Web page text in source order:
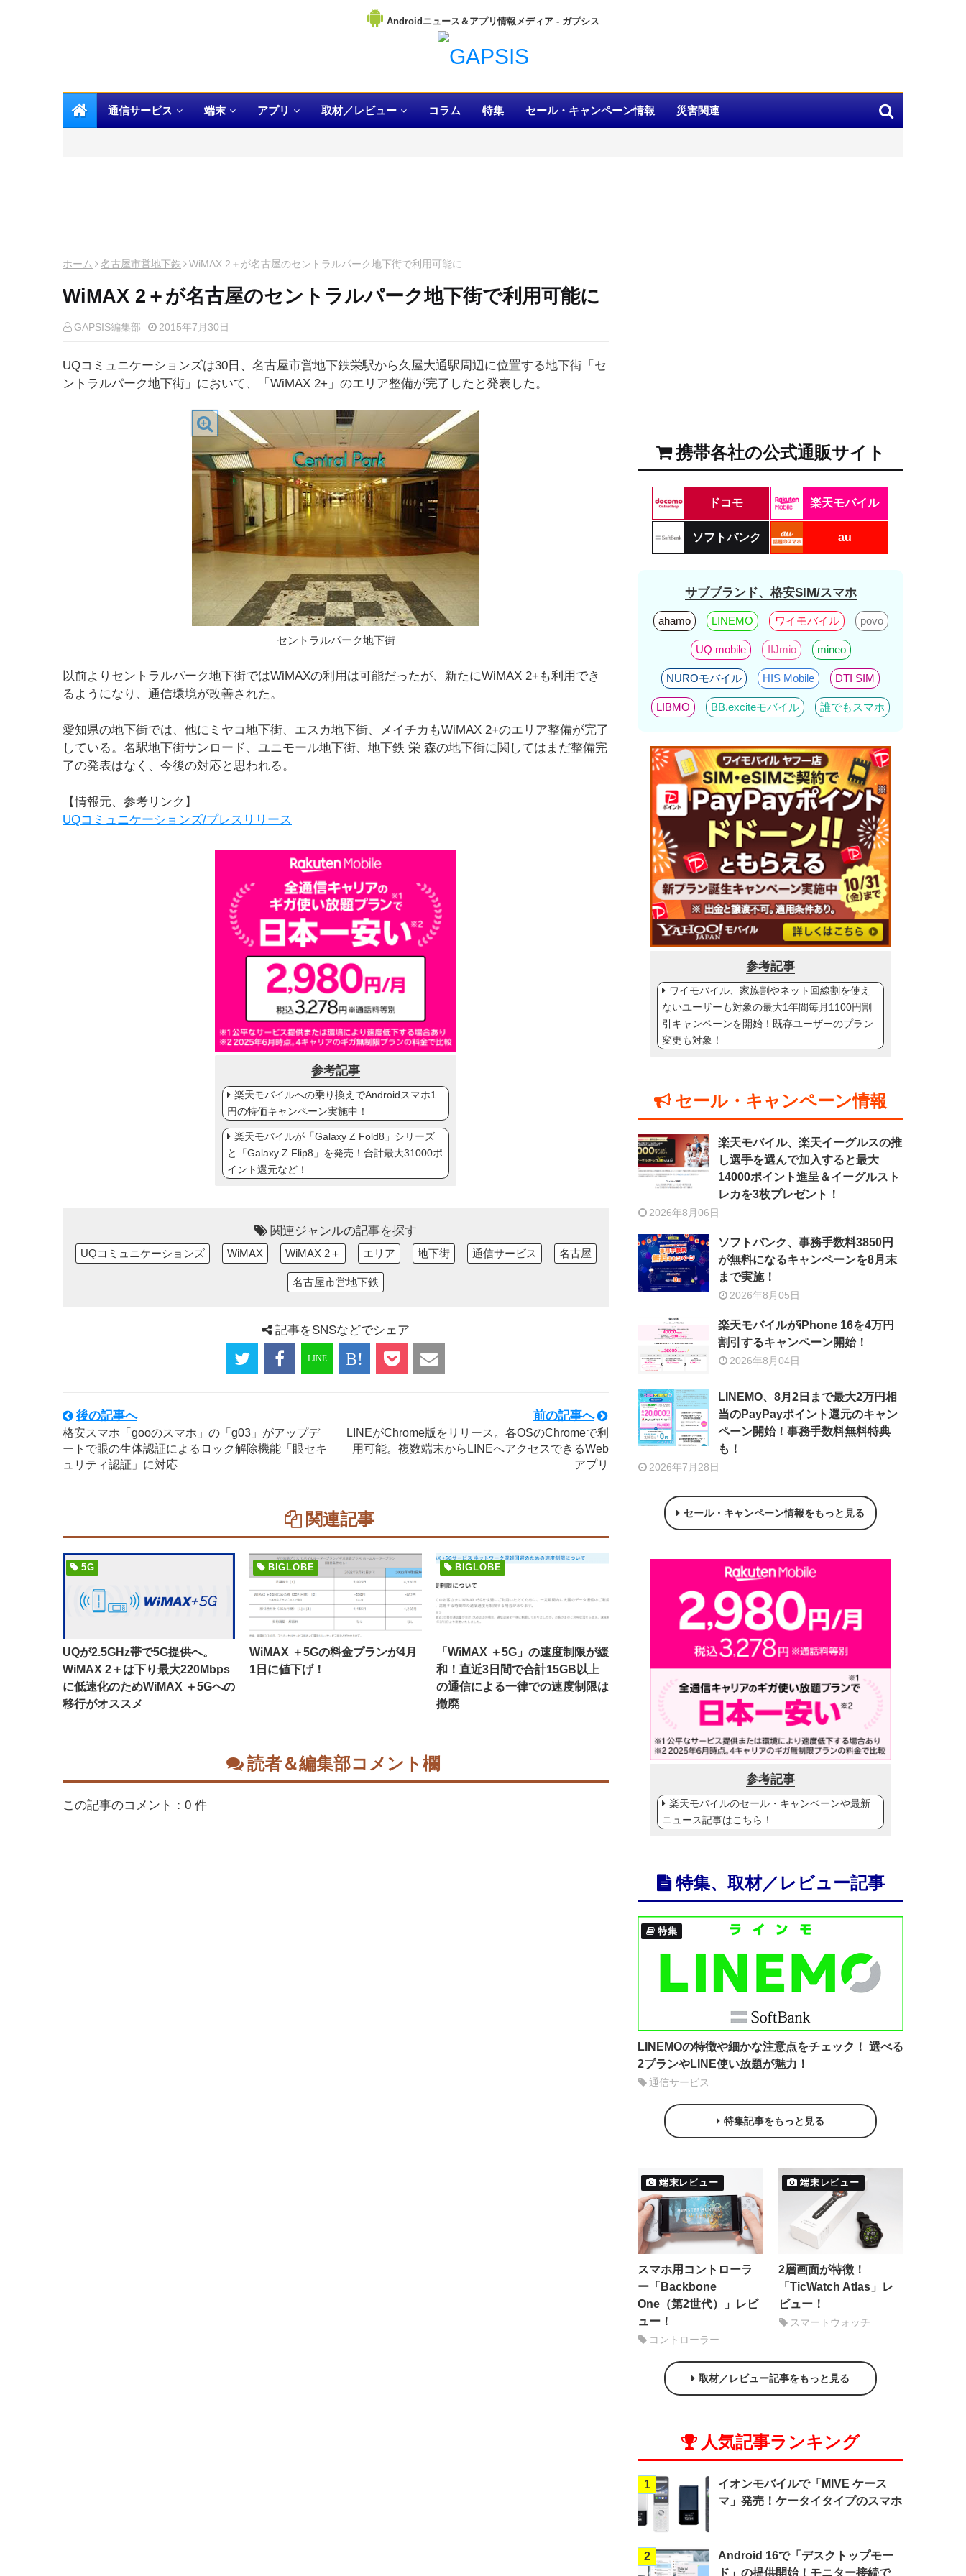
Androidニュース＆アプリ情報メディア
通信サービス 端末 アプリ 取材／レビュー コラム 特集 セール・キャンペーン情報 災害関連
ホーム 名古屋市営地下鉄 WiMAX 2＋が名古屋のセントラルパーク地下街で利用可能に
WiMAX 2＋が名古屋のセントラルパーク地下街で利用可能に
GAPSIS編集部 2015年7月30日
UQコミュニケーションズは30日、名古屋市営地下鉄栄駅から久屋大通駅周辺に位置する地下街「セ
ントラルパーク地下街」において、「WiMAX 2+」のエリア整備が完了したと発表した。
セントラルパーク地下街
以前よりセントラルパーク地下街ではWiMAXの利用は可能だったが、新たにWiMAX 2+も利用でき
るようになり、通信環境が改善された。
愛知県の地下街では、他にミヤコ地下街、エスカ地下街、メイチカもWiMAX 2+のエリア整備が完了
している。名駅地下街サンロード、ユニモール地下街、地下鉄 栄 森の地下街に関してはまだ整備完
了の発表はなく、今後の対応と思われる。
【情報元、参考リンク】
UQコミュニケーションズ/プレスリリース
参考記事
楽天モバイルへの乗り換えでAndroidスマホ1
円の特価キャンペーン実施中！
楽天モバイルが「Galaxy Z Fold8」シリーズ
と「Galaxy Z Flip8」を発売！合計最大31000ポ
イント還元など！
関連ジャンルの記事を探す
UQコミュニケーションズ WiMAX WiMAX 2＋ エリア 地下街 通信サービス 名古屋
名古屋市営地下鉄
記事をSNSなどでシェア
後の記事へ
格安スマホ「gooのスマホ」の「g03」がアップデ
ートで眼の生体認証によるロック解除機能「眼セキ
ュリティ認証」に対応
前の記事へ
LINEがChrome版をリリース。各OSのChromeで利
用可能。複数端末からLINEへアクセスできるWeb
アプリ
関連記事
5G
UQが2.5GHz帯で5G提供へ。
WiMAX 2＋は下り最大220Mbps
に低速化のためWiMAX ＋5Gへの
移行がオススメ
BIGLOBE
WiMAX ＋5Gの料金プランが4月
1日に値下げ！
BIGLOBE
「WiMAX ＋5G」の速度制限が緩
和！直近3日間で合計15GB以上
の通信による一律での速度制限は
撤廃
読者＆編集部コメント欄
この記事のコメント：0 件
携帯各社の公式通販サイト
ドコモ 楽天モバイル
ソフトバンク au
サブブランド、格安SIM/スマホ
ahamo LINEMO ワイモバイル povo
UQ mobile IIJmio mineo
NUROモバイル HIS Mobile DTI SIM
LIBMO BB.exciteモバイル 誰でもスマホ
参考記事
ワイモバイル、家族割やネット回線割を使え
ないユーザーも対象の最大1年間毎月1100円割
引キャンペーンを開始！既存ユーザーのプラン
変更も対象！
セール・キャンペーン情報
楽天モバイル、楽天イーグルスの推
し選手を選んで加入すると最大
14000ポイント進呈＆イーグルスト
レカを3枚プレゼント！
2026年8月06日
ソフトバンク、事務手数料3850円
が無料になるキャンペーンを8月末
まで実施！
2026年8月05日
楽天モバイルがiPhone 16を4万円
割引するキャンペーン開始！
2026年8月04日
LINEMO、8月2日まで最大2万円相
当のPayPayポイント還元のキャン
ペーン開始！事務手数料無料特典
も！
2026年7月28日
セール・キャンペーン情報をもっと見る
参考記事
楽天モバイルのセール・キャンペーンや最新
ニュース記事はこちら！
特集、取材／レビュー記事
特集
LINEMOの特徴や細かな注意点をチェック！ 選べる
2プランやLINE使い放題が魅力！
通信サービス
特集記事をもっと見る
端末レビュー
スマホ用コントローラ
ー「Backbone
One（第2世代）」レビ
ュー！
コントローラー
端末レビュー
2層画面が特徴！
「TicWatch Atlas」レ
ビュー！
スマートウォッチ
取材／レビュー記事をもっと見る
人気記事ランキング
1
イオンモバイルで「MIVE ケース
マ」発売！ケータイタイプのスマホ
2
Android 16で「デスクトップモー
ド」の提供開始！モニター接続で